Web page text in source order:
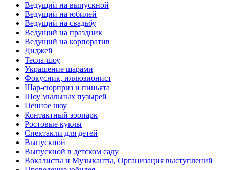
Ведущий на выпускной
Ведущий на юбилей
Ведущий на свадьбу
Ведущий на праздник
Ведущий на корпоратив
Диджей
Тесла-шоу
Украшение шарами
Фокусник, иллюзионист
Шар-сюрприз и пиньята
Шоу мыльных пузырей
Пенное шоу
Контактный зоопарк
Ростовые куклы
Спектакли для детей
Выпускной
Выпускной в детском саду
Вокалисты и Музыканты, Организация выступлений